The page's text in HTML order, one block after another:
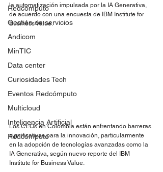
Redcómputo
Gestión de servicios
Andicom
MinTIC
Data center
Curiosidades Tech
Eventos Redcómputo
Multicloud
Inteligencia Artificial
Redcómputo
la automatización impulsada por la IA Generativa,
de acuerdo con una encuesta de IBM Institute for
Business Value.
Los CEOs en Colombia están enfrentando barreras
significativas para la innovación, particularmente
en la adopción de tecnologías avanzadas como la
IA Generativa, según nuevo reporte del IBM
Institute for Business Value.